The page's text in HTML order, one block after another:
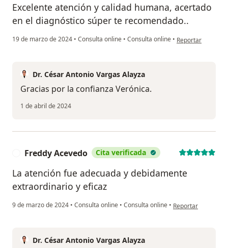
Excelente atención y calidad humana, acertado
en el diagnóstico súper te recomendado..
19 de marzo de 2024 • Consulta online • Consulta online • en opinión del
Reportar
Dr. César Antonio Vargas Alayza
Gracias por la confianza Verónica.
1 de abril de 2024
Freddy Acevedo Cita verificada
La atención fue adecuada y debidamente
extraordinario y eficaz
9 de marzo de 2024 • Consulta online • Consulta online • en opinión del
Reportar
Dr. César Antonio Vargas Alayza